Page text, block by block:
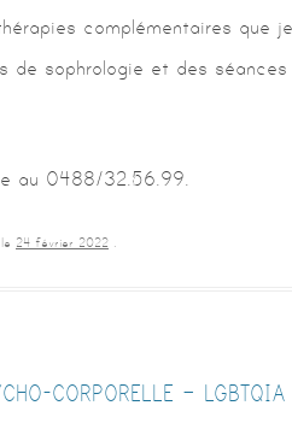
complémentaires que
de sophrologie et des
au 0488/32.56.99.
le 24 février 2022 .
CORPORELLE –